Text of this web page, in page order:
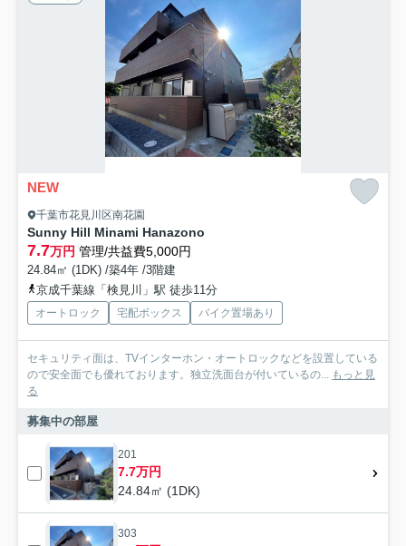
NEW
千葉市花見川区南花園
Sunny Hill Minami Hanazono
7.7万円 管理/共益費5,000円
24.84㎡ (1DK) /築4年 /3階建
京成千葉線「検見川」駅 徒歩11分
オートロック 宅配ボックス バイク置場あり
セキュリティ面は、TVインターホン・オートロックなどを設置している
ので安全面でも優れております。独立洗面台が付いているの... もっと見
る
募集中の部屋
201
7.7万円
24.84㎡ (1DK)
303